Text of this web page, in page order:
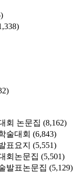
회 논문집 (8,162)
술대회 (6,843)
표요지 (5,551)
회논문집 (5,501)
발표논문집 (5,129)